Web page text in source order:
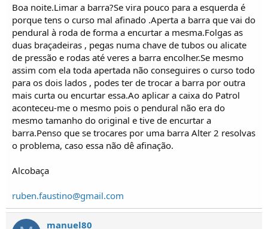
Boa noite.Limar a barra?Se vira pouco para a esquerda é
porque tens o curso mal afinado .Aperta a barra que vai do
pendural à roda de forma a encurtar a mesma.Folgas as
duas braçadeiras , pegas numa chave de tubos ou alicate
de pressão e rodas até veres a barra encolher.Se mesmo
assim com ela toda apertada não conseguires o curso todo
para os dois lados , podes ter de trocar a barra por outra
mais curta ou encurtar essa.Ao aplicar a caixa do Patrol
aconteceu-me o mesmo pois o pendural não era do
mesmo tamanho do original e tive de encurtar a
barra.Penso que se trocares por uma barra Alter 2 resolvas
o problema, caso essa não dê afinação.
Alcobaça
ruben.faustino@gmail.com
manuel80